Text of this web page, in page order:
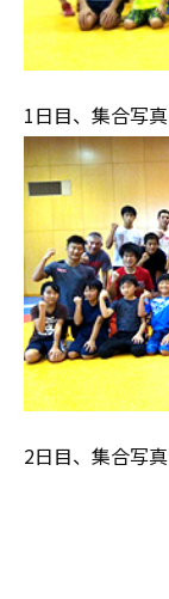
1日目、集合写真
2日目、集合写真